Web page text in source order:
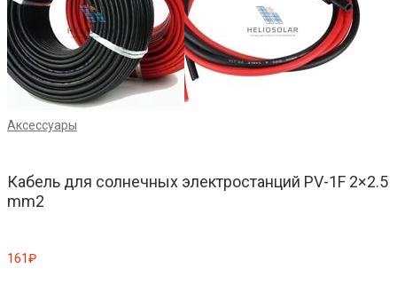
Аксессуары
Кабель для солнечных электростанций PV-1F 2×2.5
mm2
161₽